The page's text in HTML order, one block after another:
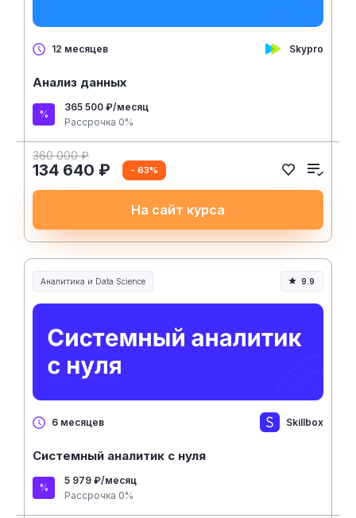
12 месяцев Skypro
Анализ данных
365 500 ₽/месяц
Рассрочка 0%
360 000 ₽
134 640 ₽ - 63%
На сайт курса
Аналитика и Data Science 9.9
6 месяцев Skillbox
Системный аналитик с нуля
5 979 ₽/месяц
Рассрочка 0%